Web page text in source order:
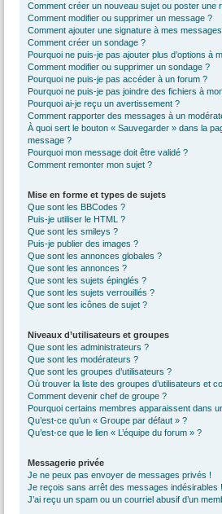
Comment créer un nouveau sujet ou poster une
Comment modifier ou supprimer un message ?
Comment ajouter une signature à mes
Comment créer un sondage ?
Pourquoi ne puis-je pas ajouter plus d’options à
Comment modifier ou supprimer un sondage ?
Pourquoi ne puis-je pas accéder à un forum ?
Pourquoi ne puis-je pas joindre des fichiers à
Pourquoi ai-je reçu un avertissement ?
Comment rapporter des messages à un
À quoi sert le bouton « Sauvegarder » dans la
message ?
Pourquoi mon message doit être validé ?
Comment remonter mon sujet ?
Mise en forme et types de sujets
Que sont les BBCodes ?
Puis-je utiliser le HTML ?
Que sont les smileys ?
Puis-je publier des images ?
Que sont les annonces globales ?
Que sont les annonces ?
Que sont les sujets épinglés ?
Que sont les sujets verrouillés ?
Que sont les icônes de sujet ?
Niveaux d’utilisateurs et groupes
Que sont les administrateurs ?
Que sont les modérateurs ?
Que sont les groupes d’utilisateurs ?
Où trouver la liste des groupes d’utilisateurs et
Comment devenir chef de groupe ?
Pourquoi certains membres apparaissent dans
Qu’est-ce qu’un « Groupe par défaut » ?
Qu’est-ce que le lien « L’équipe du forum » ?
Messagerie privée
Je ne peux pas envoyer de messages privés !
Je reçois sans arrêt des messages indésirables !
J’ai reçu un spam ou un courriel abusif d’un